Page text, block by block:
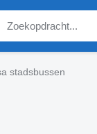
stadsbussen